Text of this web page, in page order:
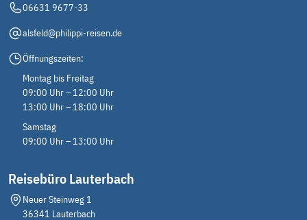
06631 9677-33
alsfeld@philippi-reisen.de
Öffnungszeiten:
Montag bis Freitag
09:00 Uhr – 12:00 Uhr
13:00 Uhr – 18:00 Uhr
Samstag
09:00 Uhr – 13:00 Uhr
Reisebüro Lauterbach
Neuer Steinweg 1
36341 Lauterbach